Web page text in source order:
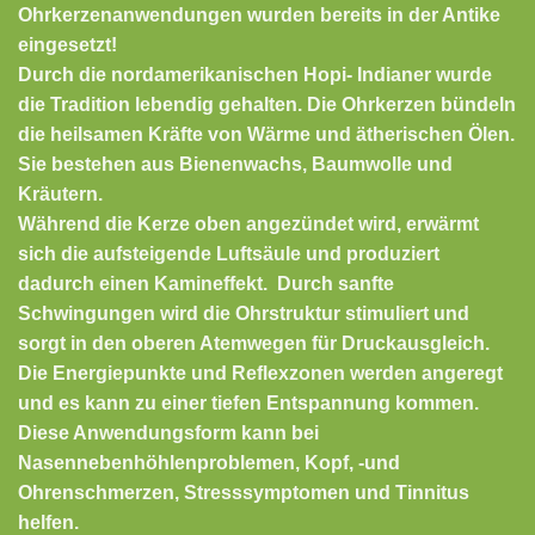
Ohrkerzenanwendungen wurden bereits in der Antike
eingesetzt!
Durch die nordamerikanischen Hopi- Indianer wurde
die Tradition lebendig gehalten. Die Ohrkerzen bündeln
die heilsamen Kräfte von Wärme und ätherischen Ölen.
Sie bestehen aus Bienenwachs, Baumwolle und
Kräutern.
Während die Kerze oben angezündet wird, erwärmt
sich die aufsteigende Luftsäule und produziert
dadurch einen Kamineffekt. Durch sanfte
Schwingungen wird die Ohrstruktur stimuliert und
sorgt in den oberen Atemwegen für Druckausgleich.
Die Energiepunkte und Reflexzonen werden angeregt
und es kann zu einer tiefen Entspannung kommen.
Diese Anwendungsform kann bei
Nasennebenhöhlenproblemen, Kopf, -und
Ohrenschmerzen, Stresssymptomen und Tinnitus
helfen.